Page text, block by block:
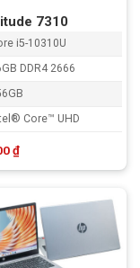
7310
i5-10310U
DDR4 2666
Core™ UHD
₫